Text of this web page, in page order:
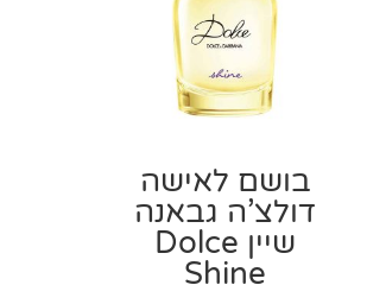
בושם לאישה
דולצ’ה גבאנה
שיין Dolce
Shine‏